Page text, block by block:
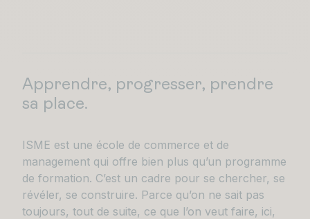
Apprendre, progresser, prendre
sa place.
ISME est une école de commerce et de
management qui offre bien plus qu’un programme
de formation. C’est un cadre pour se chercher, se
révéler, se construire. Parce qu’on ne sait pas
toujours, tout de suite, ce que l’on veut faire, ici,